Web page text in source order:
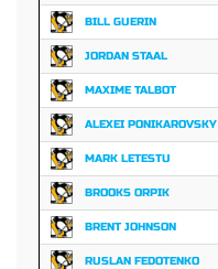
BILL GUERIN
JORDAN STAAL
MAXIME TALBOT
ALEXEI PONIKAROVSKY
MARK LETESTU
BROOKS ORPIK
BRENT JOHNSON
RUSLAN FEDOTENKO